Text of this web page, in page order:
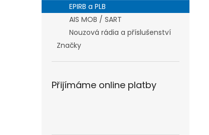
EPIRB a PLB
AIS MOB / SART
Nouzová rádia a příslušenství
Značky
Přijímáme online platby